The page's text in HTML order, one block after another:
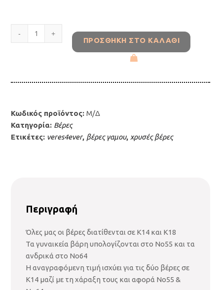
Βέρες
Veres4ever
ΠΡΟΣΘΉΚΗ ΣΤΟ ΚΑΛΆΘΙ
Κωδικός προϊόντος:Μ/Δ
Κατηγορία: Βέρες
Ετικέτες: veres4ever, βέρες γαμου, χρυσές βέρες
Περιγραφή
Όλες μας οι βέρες διατίθενται σε Κ14 και Κ18
Τα γυναικεία βάρη υπολογίζονται στο Νο55 και τα
ανδρικά στο Νο64
Η αναγραφόμενη τιμή ισχύει για τις δύο βέρες σε
Κ14 μαζί με τη χάραξη τους και αφορά Νο55 &